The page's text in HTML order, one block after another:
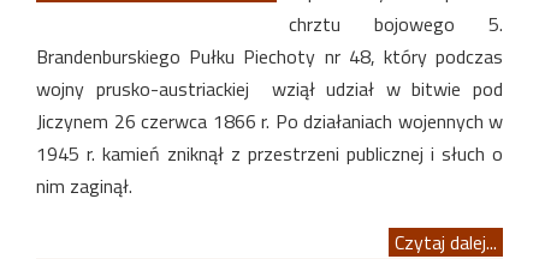
chrztu bojowego 5.
Brandenburskiego Pułku Piechoty nr 48, który podczas
wojny prusko-austriackiej wziął udział w bitwie pod
Jiczynem 26 czerwca 1866 r. Po działaniach wojennych w
1945 r. kamień zniknął z przestrzeni publicznej i słuch o
nim zaginął.
Czytaj dalej...